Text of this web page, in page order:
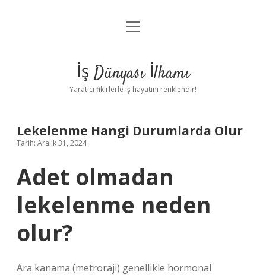
Anasayfa
Yasal Uyarı
menüyü
İş Dünyası İlhamı
Yaratıcı fikirlerle iş hayatını renklendir!
Lekelenme Hangi Durumlarda Olur
Tarih: Aralık 31, 2024
Adet olmadan
lekelenme neden
olur?
Ara kanama (metroraji) genellikle hormonal